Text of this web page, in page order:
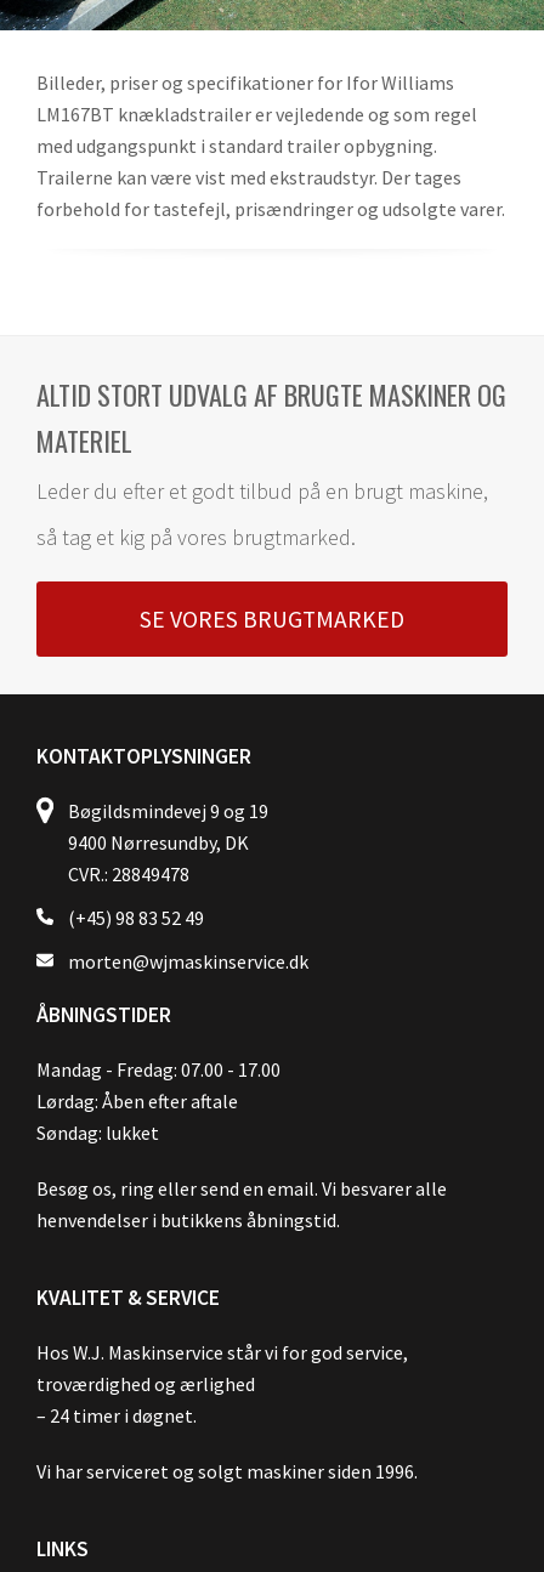
Billeder, priser og specifikationer for Ifor Williams
LM167BT knækladstrailer er vejledende og som regel
med udgangspunkt i standard trailer opbygning.
Trailerne kan være vist med ekstraudstyr. Der tages
forbehold for tastefejl, prisændringer og udsolgte varer.
ALTID STORT UDVALG AF BRUGTE MASKINER OG
MATERIEL
Leder du efter et godt tilbud på en brugt maskine,
så tag et kig på vores brugtmarked.
SE VORES BRUGTMARKED
KONTAKTOPLYSNINGER
Bøgildsmindevej 9 og 19
9400 Nørresundby, DK
CVR.: 28849478
(+45) 98 83 52 49
morten@wjmaskinservice.dk
ÅBNINGSTIDER
Mandag - Fredag: 07.00 - 17.00
Lørdag: Åben efter aftale
Søndag: lukket
Besøg os, ring eller send en email. Vi besvarer alle
henvendelser i butikkens åbningstid.
KVALITET & SERVICE
Hos W.J. Maskinservice står vi for god service,
troværdighed og ærlighed
– 24 timer i døgnet.
Vi har serviceret og solgt maskiner siden 1996.
LINKS